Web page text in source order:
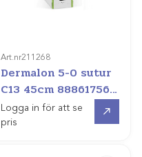
Art.nr211268
Dermalon 5-0 sutur
C13 45cm 88861756-
21 /3dz
Logga in för att se
pris